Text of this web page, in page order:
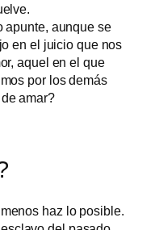
apunte, aunque se
en el juicio que nos
aquel en el que
por los demás
amar?
haz lo posible.